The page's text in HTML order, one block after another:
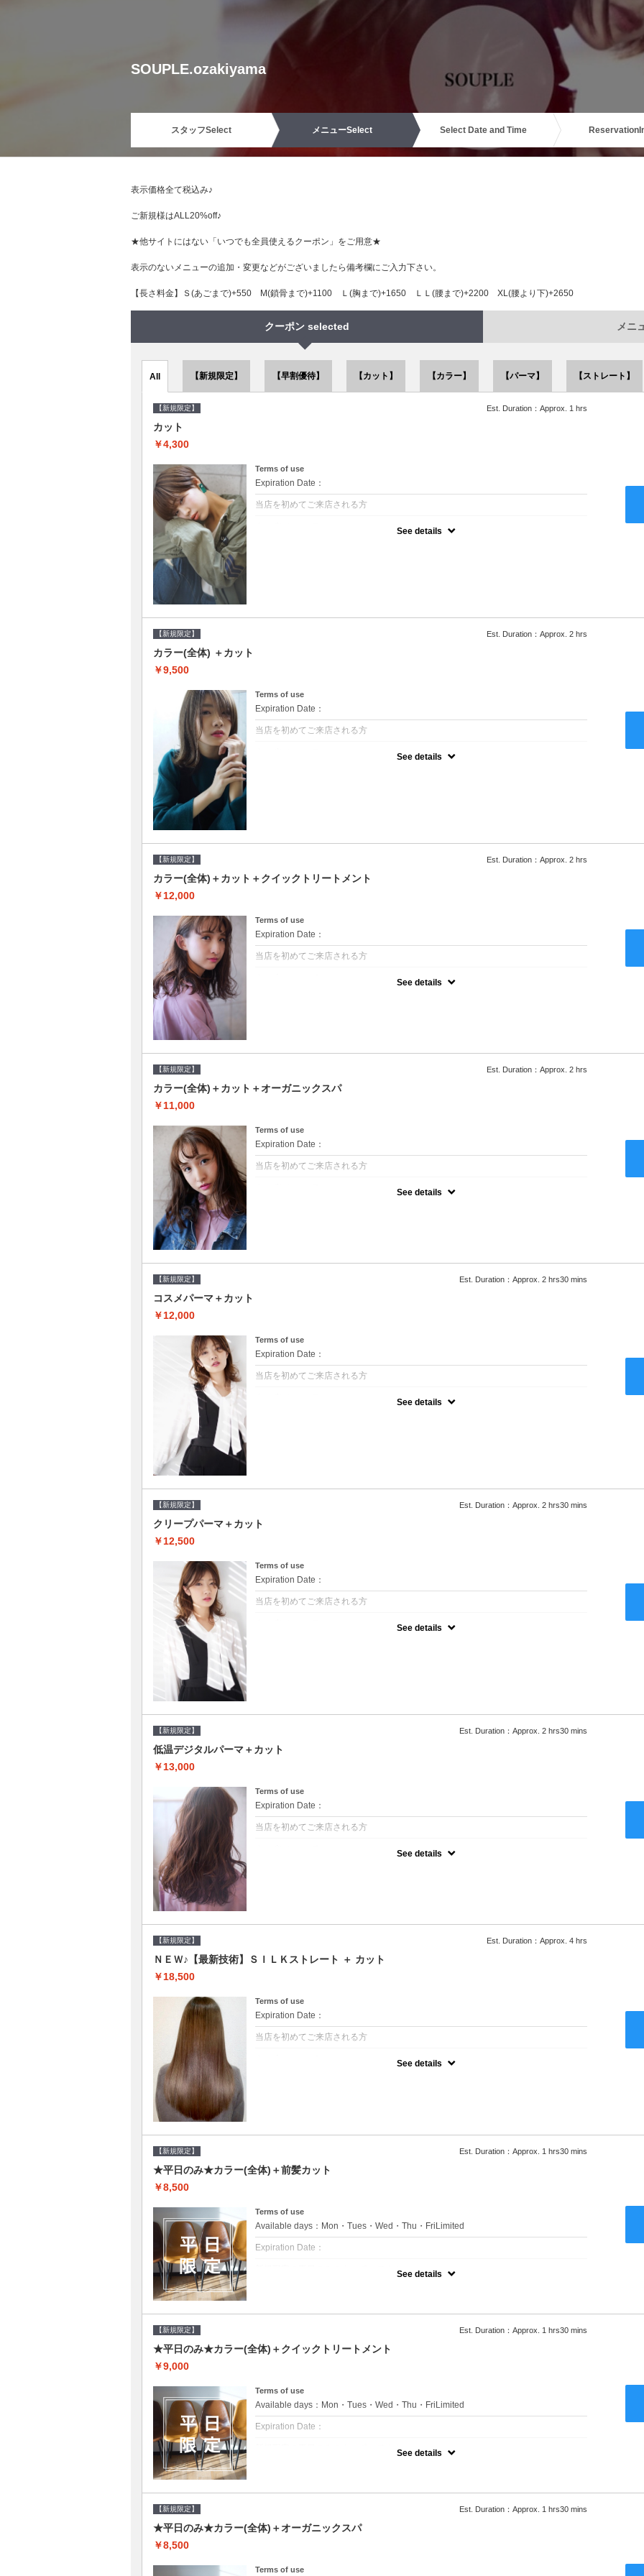
SOUPLE.ozakiyama
スタッフSelect メニューSelect Select Date and Time Reservation
表示価格全て税込み♪
ご新規様はALL20%off♪
★他サイトにはない「いつでも全員使えるクーポン」をご用意★
表示のないメニューの追加・変更などがございましたら備考欄にご入力下さい。
【長さ料金】Ｓ(あごまで)+550 М(鎖骨まで)+1100 Ｌ(胸まで)+1650 ＬＬ(腰まで)+2200 XL(腰より下)+2650
クーポン selected メニ
All 【新規限定】 【早割優待】 【カット】 【カラー】 【パーマ】 【ストレート】
【新規限定】 Est. Duration：Approx. 1 hrs
カット
￥4,300
Terms of use
Expiration Date：
当店を初めてご来店される方
See details
【新規限定】 Est. Duration：Approx. 2 hrs
カラー(全体) ＋カット
￥9,500
Terms of use
Expiration Date：
当店を初めてご来店される方
See details
【新規限定】 Est. Duration：Approx. 2 hrs
カラー(全体)＋カット＋クイックトリートメント
￥12,000
Terms of use
Expiration Date：
当店を初めてご来店される方
See details
【新規限定】 Est. Duration：Approx. 2 hrs
カラー(全体)＋カット＋オーガニックスパ
￥11,000
Terms of use
Expiration Date：
当店を初めてご来店される方
See details
【新規限定】 Est. Duration：Approx. 2 hrs30 mins
コスメパーマ＋カット
￥12,000
Terms of use
Expiration Date：
当店を初めてご来店される方
See details
【新規限定】 Est. Duration：Approx. 2 hrs30 mins
クリープパーマ＋カット
￥12,500
Terms of use
Expiration Date：
当店を初めてご来店される方
See details
【新規限定】 Est. Duration：Approx. 2 hrs30 mins
低温デジタルパーマ＋カット
￥13,000
Terms of use
Expiration Date：
当店を初めてご来店される方
See details
【新規限定】 Est. Duration：Approx. 4 hrs
ＮＥＷ♪【最新技術】ＳＩＬＫストレート ＋ カット
￥18,500
Terms of use
Expiration Date：
当店を初めてご来店される方
See details
【新規限定】 Est. Duration：Approx. 1 hrs30 mins
★平日のみ★カラー(全体)＋前髪カット
￥8,500
Terms of use
Available days：Mon・Tues・Wed・Thu・FriLimited
Expiration Date：
新規限定の平日のみのクーポンです★
ご提案させて頂きます●選べるシャンプー付き●次回以降は早期割引で10～20%off
See details
【新規限定】 Est. Duration：Approx. 1 hrs30 mins
★平日のみ★カラー(全体)＋クイックトリートメント
￥9,000
Terms of use
Available days：Mon・Tues・Wed・Thu・FriLimited
Expiration Date：
新規限定の平日のみのクーポンです★
ご提案させて頂きます●選べるシャンプー付き●次回以降は早期割引で10～20%off
See details
【新規限定】 Est. Duration：Approx. 1 hrs30 mins
★平日のみ★カラー(全体)＋オーガニックスパ
￥8,500
Terms of use